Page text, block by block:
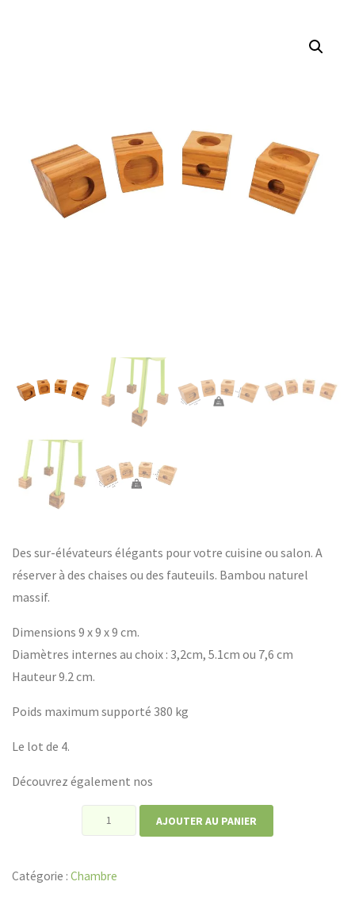
Des sur-élévateurs élégants pour votre cuisine ou salon. A
réserver à des chaises ou des fauteuils. Bambou naturel
massif.
Dimensions 9 x 9 x 9 cm.
Diamètres internes au choix : 3,2cm, 5.1cm ou 7,6 cm
Hauteur 9.2 cm.
Poids maximum supporté 380 kg
Le lot de 4.
Découvrez également nos
quantité
de
AJOUTER AU PANIER
Catégorie :Chambre